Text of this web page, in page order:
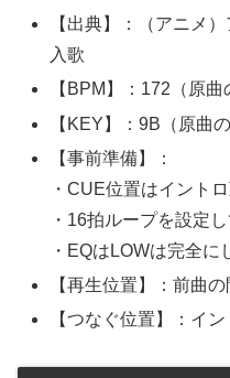
【出典】：（アニメ
入歌
【BPM】：172（原曲
【KEY】：9B（原曲の
【事前準備】：
・CUE位置はイント
・16拍ループを設定し
・EQはLOWは完全に
【再生位置】：前曲
【つなぐ位置】：イ